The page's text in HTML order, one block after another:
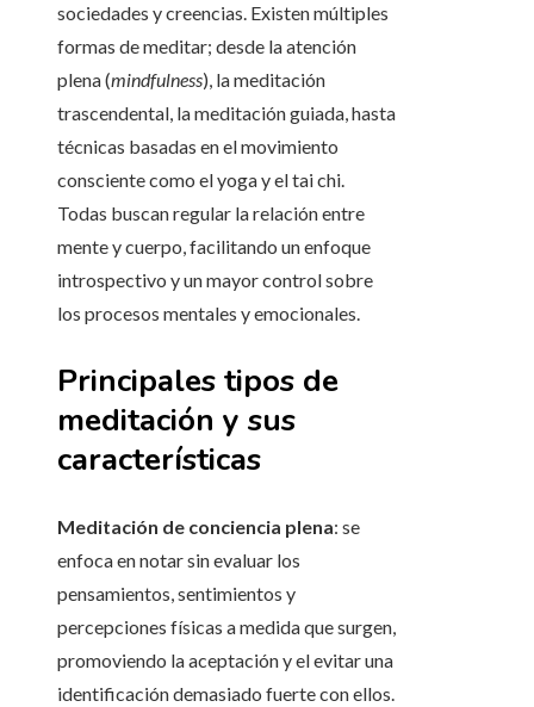
sociedades y creencias. Existen múltiples
formas de meditar; desde la atención
plena (mindfulness), la meditación
trascendental, la meditación guiada, hasta
técnicas basadas en el movimiento
consciente como el yoga y el tai chi.
Todas buscan regular la relación entre
mente y cuerpo, facilitando un enfoque
introspectivo y un mayor control sobre
los procesos mentales y emocionales.
Principales tipos de
meditación y sus
características
Meditación de conciencia plena: se
enfoca en notar sin evaluar los
pensamientos, sentimientos y
percepciones físicas a medida que surgen,
promoviendo la aceptación y el evitar una
identificación demasiado fuerte con ellos.